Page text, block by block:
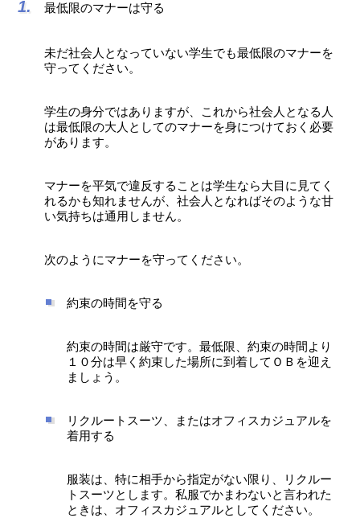
最低限のマナーは守る
未だ社会人となっていない学生でも最低限のマナーを
守ってください。
学生の身分ではありますが、これから社会人となる人
は最低限の大人としてのマナーを身につけておく必要
があります。
マナーを平気で違反することは学生なら大目に見てく
れるかも知れませんが、社会人となればそのような甘
い気持ちは通用しません。
次のようにマナーを守ってください。
約束の時間を守る
約束の時間は厳守です。最低限、約束の時間より
１０分は早く約束した場所に到着してＯＢを迎え
ましょう。
リクルートスーツ、またはオフィスカジュアルを
着用する
服装は、特に相手から指定がない限り、リクルー
トスーツとします。私服でかまわないと言われた
ときは、オフィスカジュアルとしてください。